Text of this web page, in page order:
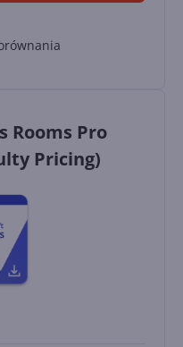
Rooms Pro
Pricing)